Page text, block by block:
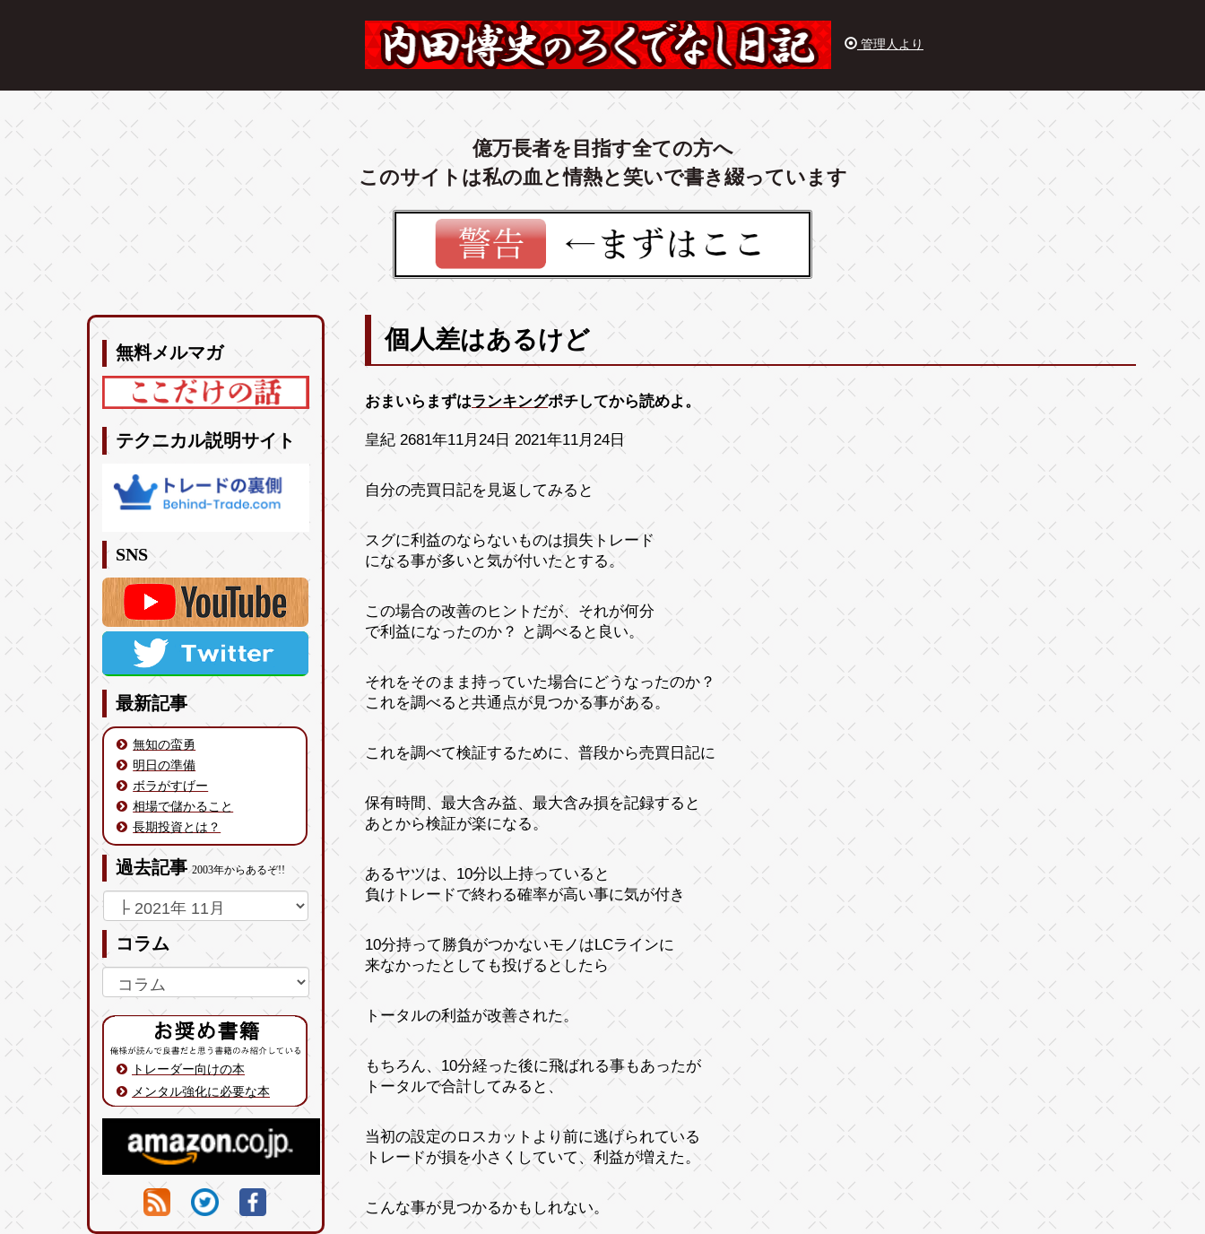
管理人より
億万長者を目指す全ての方へ
このサイトは私の血と情熱と笑いで書き綴っています
無料メルマガ
テクニカル説明サイト
SNS
最新記事
無知の蛮勇
明日の準備
ボラがすげー
相場で儲かること
長期投資とは？
過去記事2003年からあるぞ!!
コラム
トレーダー向けの本
メンタル強化に必要な本
個人差はあるけど
おまいらまずはランキングポチしてから読めよ。
皇紀 2681年11月24日 2021年11月24日
自分の売買日記を見返してみると
スグに利益のならないものは損失トレード
になる事が多いと気が付いたとする。
この場合の改善のヒントだが、それが何分
で利益になったのか？ と調べると良い。
それをそのまま持っていた場合にどうなったのか？
これを調べると共通点が見つかる事がある。
これを調べて検証するために、普段から売買日記に
保有時間、最大含み益、最大含み損を記録すると
あとから検証が楽になる。
あるヤツは、10分以上持っていると
負けトレードで終わる確率が高い事に気が付き
10分持って勝負がつかないモノはLCラインに
来なかったとしても投げるとしたら
トータルの利益が改善された。
もちろん、10分経った後に飛ばれる事もあったが
トータルで合計してみると、
当初の設定のロスカットより前に逃げられている
トレードが損を小さくしていて、利益が増えた。
こんな事が見つかるかもしれない。